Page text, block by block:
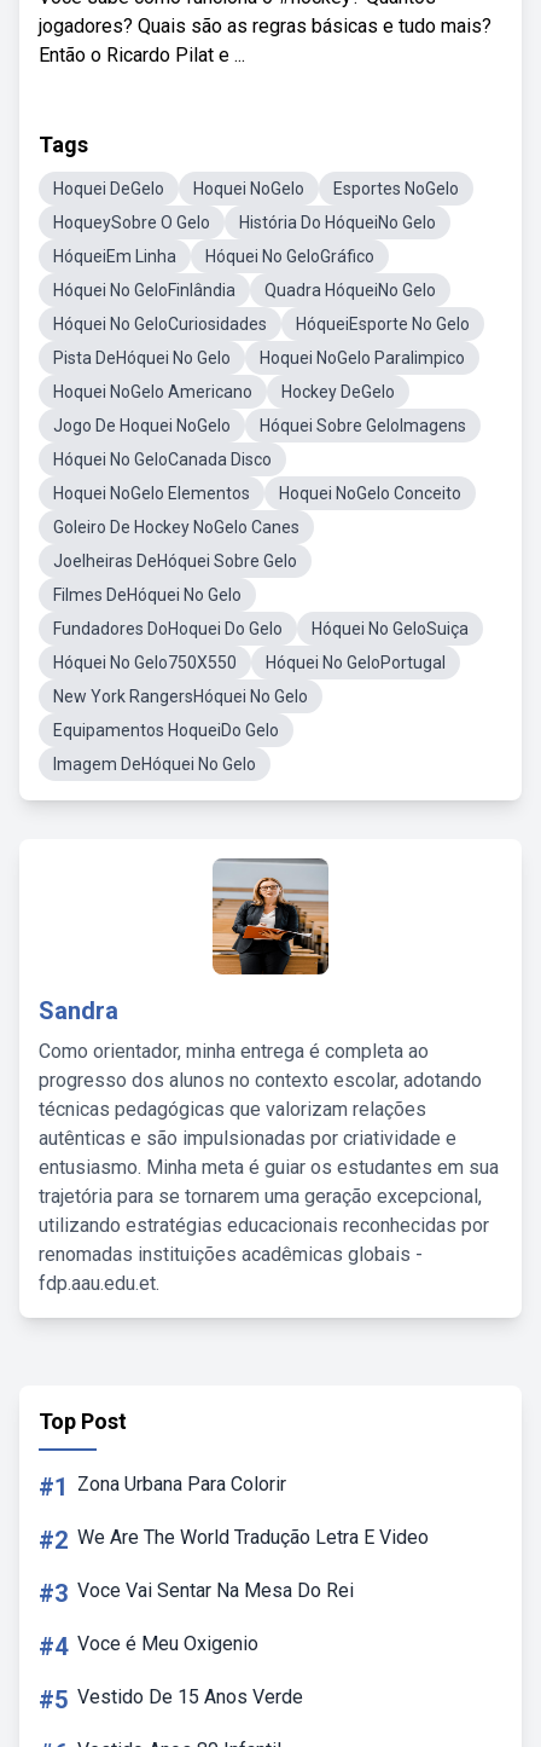
jogadores? Quais são as regras básicas e tudo mais?
Então o Ricardo Pilat e ...
Tags
Hoquei DeGelo Hoquei NoGelo
Esportes NoGelo
HoqueySobre O Gelo
História Do HóqueiNo Gelo
HóqueiEm Linha
Hóquei No GeloGráfico
Hóquei No GeloFinlândia
Quadra HóqueiNo Gelo
Hóquei No GeloCuriosidades
HóqueiEsporte No Gelo
Pista DeHóquei No Gelo
Hoquei NoGelo Paralimpico
Hoquei NoGelo Americano
Hockey DeGelo
Jogo De Hoquei NoGelo
Hóquei Sobre GeloImagens
Hóquei No GeloCanada Disco
Hoquei NoGelo Elementos
Hoquei NoGelo Conceito
Goleiro De Hockey NoGelo Canes
Joelheiras DeHóquei Sobre Gelo
Filmes DeHóquei No Gelo
Fundadores DoHoquei Do Gelo
Hóquei No GeloSuiça
Hóquei No Gelo750X550
Hóquei No GeloPortugal
New York RangersHóquei No Gelo
Equipamentos HoqueiDo Gelo
Imagem DeHóquei No Gelo
Sandra
Como orientador, minha entrega é completa ao
progresso dos alunos no contexto escolar, adotando
técnicas pedagógicas que valorizam relações
autênticas e são impulsionadas por criatividade e
entusiasmo. Minha meta é guiar os estudantes em sua
trajetória para se tornarem uma geração excepcional,
utilizando estratégias educacionais reconhecidas por
renomadas instituições acadêmicas globais -
fdp.aau.edu.et.
Top Post
#1 Zona Urbana Para Colorir
#2 We Are The World Tradução Letra E Video
#3 Voce Vai Sentar Na Mesa Do Rei
#4 Voce é Meu Oxigenio
#5 Vestido De 15 Anos Verde